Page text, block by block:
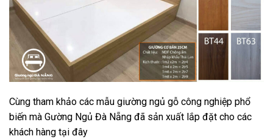
Cùng tham khảo các mẫu giường ngủ gỗ công nghiệp phổ
biến mà Gường Ngủ Đà Nẵng đã sản xuất lắp đặt cho các
khách hàng tại đây